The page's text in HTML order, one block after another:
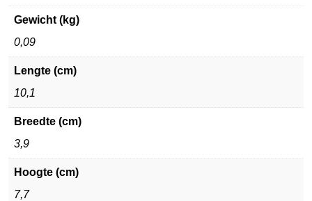
Gewicht (kg)
0,09
Lengte (cm)
10,1
Breedte (cm)
3,9
Hoogte (cm)
7,7